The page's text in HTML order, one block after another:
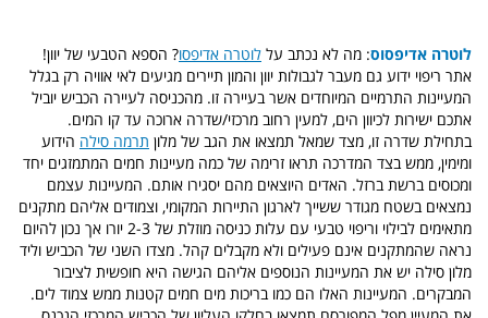
לוטרה אדיפסוס: מה לא נכתב על לוטרה אדיפסו? הספא הטבעי של יוון!
אתר ריפוי ידוע גם מעבר לגבולות יוון והמון תיירים מגיעים לאי אוויה רק בגלל
המעיינות התרמיים המיוחדים אשר בעיירה זו. מהכניסה לעיירה הכביש יוביל
אתכם ישירות לכיוון הים, למעין רחוב מרכזי/שדרה ארוכה עד קו המים.
בתחילת שדרה זו, מצד שמאל תמצאו את הגב של מלון תרמה סילה הידוע
ומימין, ממש בצד המדרכה תראו זרימה של כמה מעיינות חמים המתמזגים יחד
ומכוסים ברשת ברזל. האדים היוצאים מהם יסגירו אותם. המעיינות עצמם
נמצאים בשטח מגודר ששייך לארגון התיירות המקומי, וצמודים אליהם מתקנים
מתאימים לבילוי וריפוי טבעי עם עלות כניסה מוזלת של 2-3 יורו אך נכון להיום
נראה שהמתקנים אינם פעילים ולא מקבלים קהל. מצדו השני של הכביש וליד
מלון סילה יש את המעיינות הנוספים אליהם הגישה היא חופשית לציבור
המבקרים. המעיינות האלו הם כמו בריכות מים חמים קטנות ממש צמוד לים.